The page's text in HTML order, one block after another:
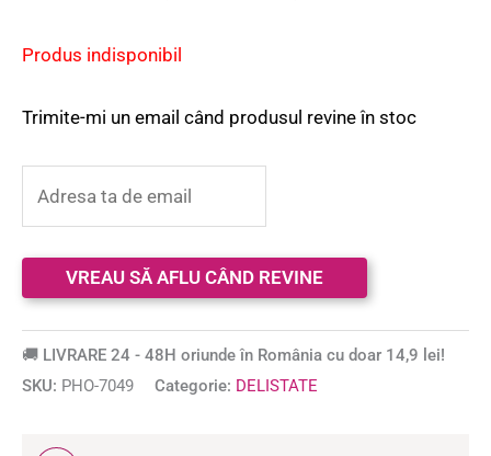
Produs indisponibil
Trimite-mi un email când produsul revine în stoc
🚚 LIVRARE 24 - 48H oriunde în România cu doar 14,9 lei!
SKU: PHO-7049 Categorie: DELISTATE